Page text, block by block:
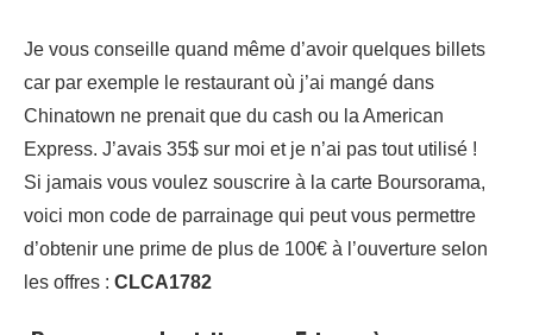
Je vous conseille quand même d’avoir quelques billets
car par exemple le restaurant où j’ai mangé dans
Chinatown ne prenait que du cash ou la American
Express. J’avais 35$ sur moi et je n’ai pas tout utilisé !
Si jamais vous voulez souscrire à la carte Boursorama,
voici mon code de parrainage qui peut vous permettre
d’obtenir une prime de plus de 100€ à l’ouverture selon
les offres : CLCA1782